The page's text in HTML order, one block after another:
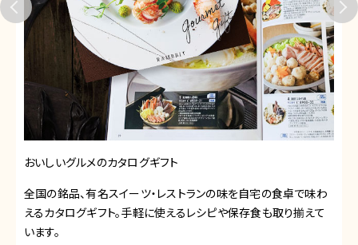
で味わ
揃えて
北海道のおくりもの
「北海道のおくりもの」は、食の王国・北海道の美味しさが
たカタログギフトです。海産物、肉料理、人気スイーツな